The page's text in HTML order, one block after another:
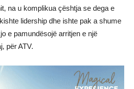
na u komplikua çështja se dega e
lidership dhe ishte pak a shume
e pamundësojë arritjen e një
për ATV.